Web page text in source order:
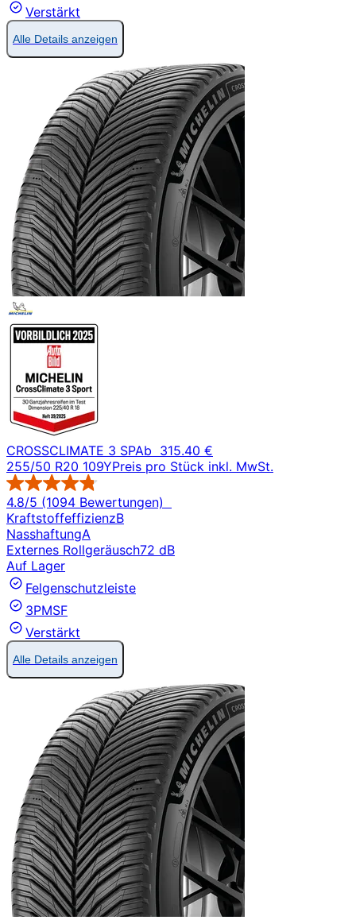
Verstärkt
Alle Details anzeigen
CROSSCLIMATE 3 SPAb 315.40 €
255/50 R20 109YPreis pro Stück inkl. MwSt.
4.8/5 (1094 Bewertungen)
KraftstoffeffizienzB
NasshaftungA
Externes Rollgeräusch72 dB
Auf Lager
Felgenschutzleiste
3PMSF
Verstärkt
Alle Details anzeigen